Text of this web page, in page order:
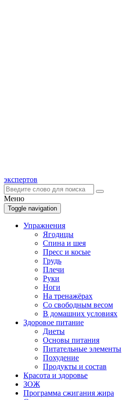
экспертов
Меню
Toggle navigation
Упражнения
Ягодицы
Спина и шея
Пресс и косые
Грудь
Плечи
Руки
Ноги
На тренажёрах
Со свободным весом
В домашних условиях
Здоровое питание
Диеты
Основы питания
Питательные элементы
Похудение
Продукты и состав
Красота и здоровье
ЗОЖ
Программа сжигания жира